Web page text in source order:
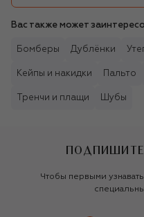
Вас также может
Бомберы Дублёнки
Кейпы и накидки Пальто
Тренчи и плащи Шубы
Чтобы первыми